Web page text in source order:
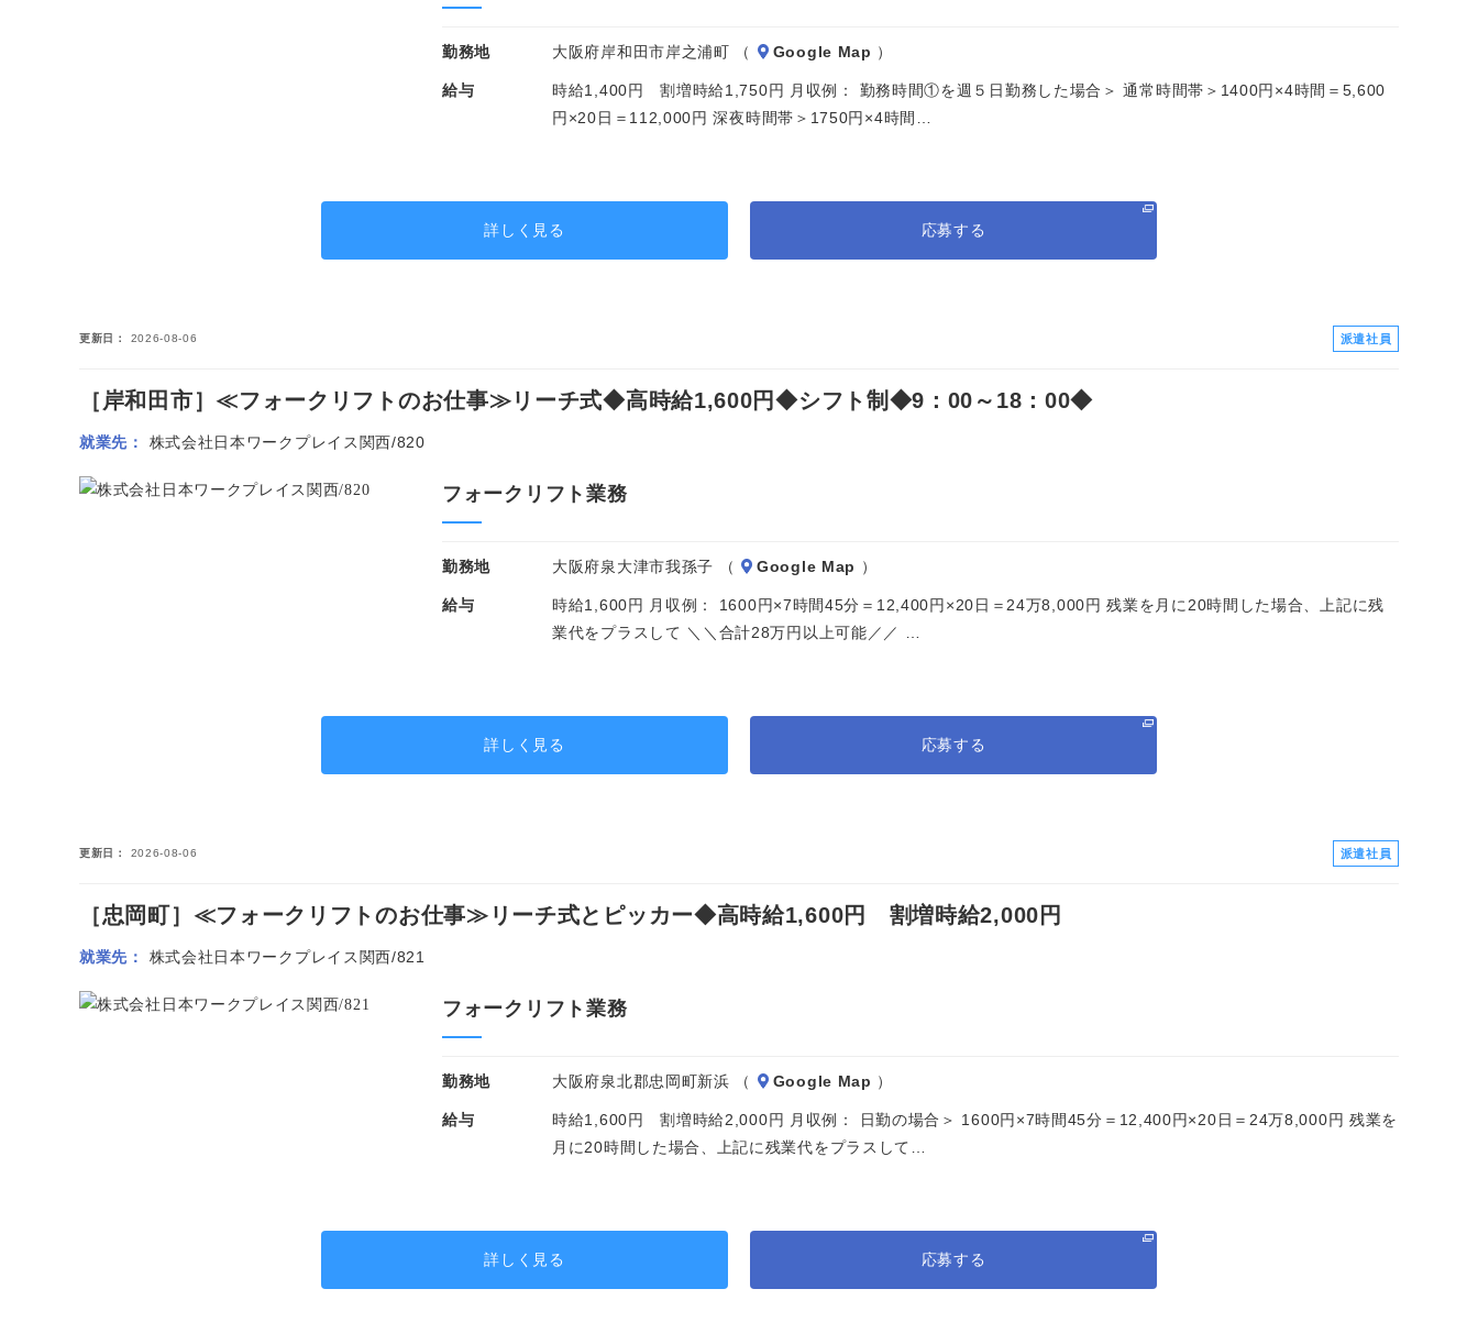
勤務地 大阪府岸和田市岸之浦町 （ Google Map ）
給与
時給1,400円 割増時給1,750円 月収例： 勤務時間①を週５日勤務した場合＞ 通常時間帯＞1400円×4時間＝5,600
円×20日＝112,000円 深夜時間帯＞1750円×4時間…
詳しく見る 応募する
更新日 2026-08-06 派遣社員
［岸和田市］≪フォークリフトのお仕事≫リーチ式◆高時給1,600円◆シフト制◆9：00～18：00◆
就業先 株式会社日本ワークプレイス関西/820
フォークリフト業務
勤務地 大阪府泉大津市我孫子 （ Google Map ）
給与
時給1,600円 月収例： 1600円×7時間45分＝12,400円×20日＝24万8,000円 残業を月に20時間した場合、上記に残
業代をプラスして ＼＼合計28万円以上可能／／ …
詳しく見る 応募する
更新日 2026-08-06 派遣社員
［忠岡町］≪フォークリフトのお仕事≫リーチ式とピッカー◆高時給1,600円 割増時給2,000円
就業先 株式会社日本ワークプレイス関西/821
フォークリフト業務
勤務地 大阪府泉北郡忠岡町新浜 （ Google Map ）
給与
時給1,600円 割増時給2,000円 月収例： 日勤の場合＞ 1600円×7時間45分＝12,400円×20日＝24万8,000円 残業を
月に20時間した場合、上記に残業代をプラスして…
詳しく見る 応募する